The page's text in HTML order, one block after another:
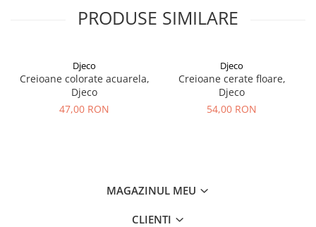
PRODUSE SIMILARE
Djeco
Creioane colorate acuarela,
Djeco
47,00 RON
Djeco
Creioane cerate floare,
Djeco
54,00 RON
MAGAZINUL MEU
CLIENTI